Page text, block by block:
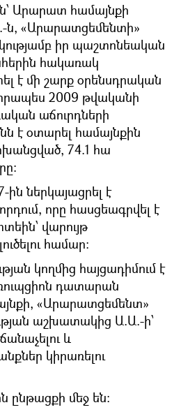
Արարատ համայնքի
«Արարատցեմենտի»
իր պաշտոնեական
հակառակ
է մի շարք օրենսդրական
2009 թվականի
աճուրդների
է օտարել համայնքին
74.1 հա
ներկայացրել է
որը հասցեագրվել է
վարույթ
համար:
կողմից հայցադիմում է
դատարան
«Արարատցեմենտ»
աշխատակից Ա.Ա.-ի՝
և
կիրառելու
ընթացքի մեջ են: